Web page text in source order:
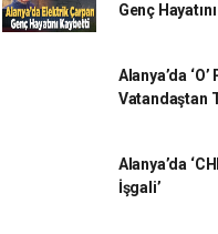
Genç
Alanya’da ‘O’
Vatandaştan
Alanya’da
İşgali’